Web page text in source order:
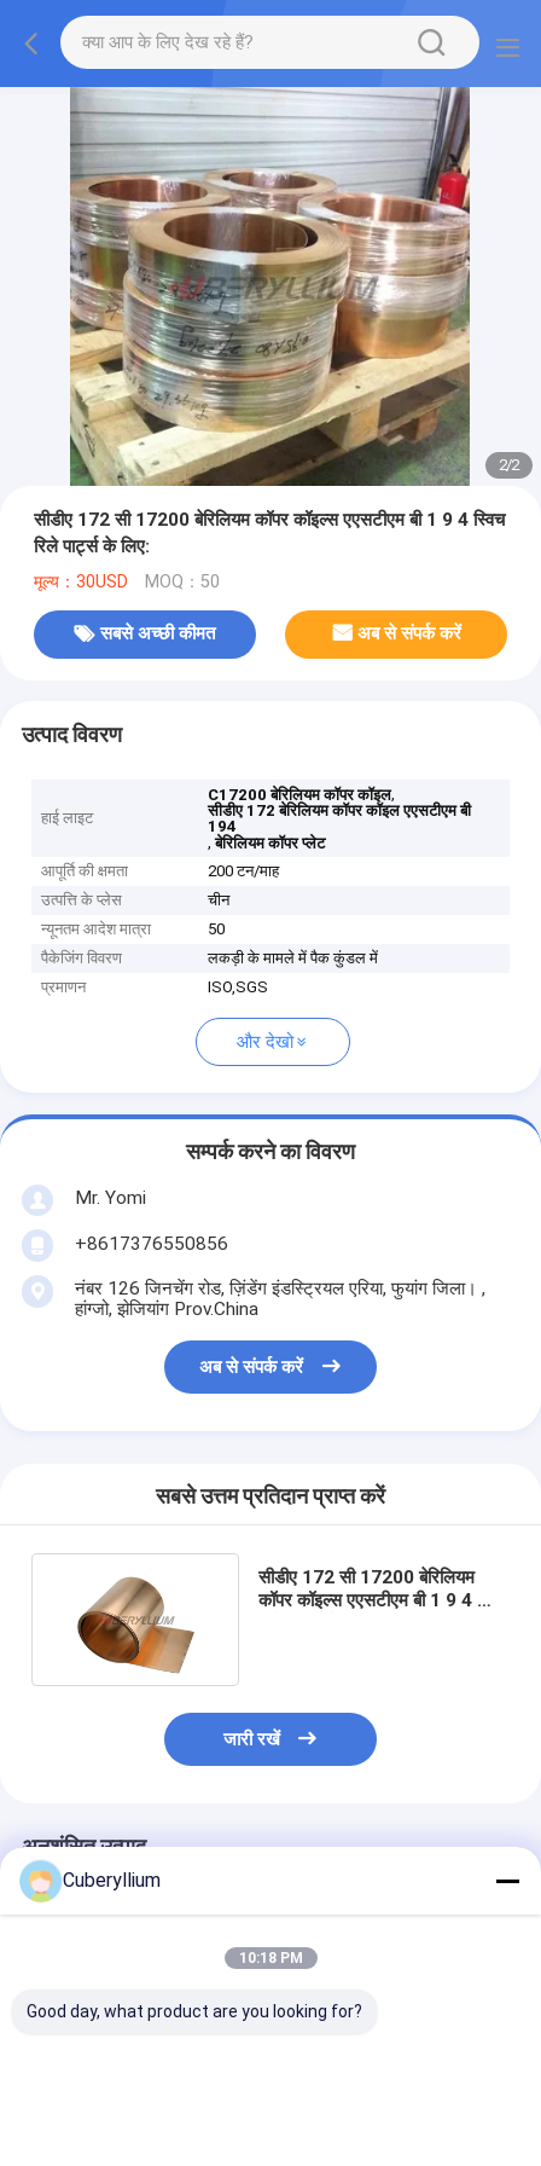
2/2
सीडीए 172 सी 17200 बेरिलियम कॉपर कॉइल्स एएसटीएम बी 1 9 4 स्विच
रिले पार्ट्स के लिए:
मूल्य：30USD MOQ：50
सबसे अच्छी कीमत अब से संपर्क करें
उत्पाद विवरण
हाई लाइट
C17200 बेरिलियम कॉपर कॉइल,
सीडीए 172 बेरिलियम कॉपर कॉइल एएसटीएम बी
194
,बेरिलियम कॉपर प्लेट
आपूर्ति की क्षमता
200 टन/माह
उत्पत्ति के प्लेस
चीन
न्यूनतम आदेश मात्रा
50
पैकेजिंग विवरण
लकड़ी के मामले में पैक कुंडल में
प्रमाणन
ISO,SGS
और देखो
सम्पर्क करने का विवरण
Mr. Yomi
+8617376550856
नंबर 126 जिनचेंग रोड, ज़िंडेंग इंडस्ट्रियल एरिया, फुयांग जिला। ,
हांग्जो, झेजियांग Prov.China
अब से संपर्क करें
सबसे उत्तम प्रतिदान प्राप्त करें
सीडीए 172 सी 17200 बेरिलियम
कॉपर कॉइल्स एएसटीएम बी 1 9 4 स्विच
जारी रखें
अनुशंसित उत्पाद
Cuberyllium
10:18 PM
Good day, what product are you looking for?